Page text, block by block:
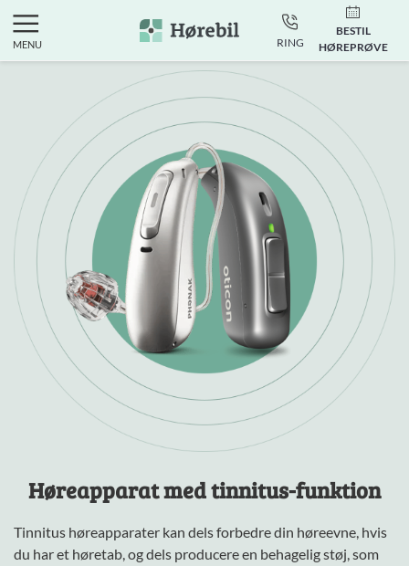
MENU RING
BESTIL
HØREPRØVE
Høreapparat medtinnitus-funktion
Tinnitus høreapparater kan dels forbedre din høreevne, hvis
du har et høretab, og dels producere en behagelig støj, som